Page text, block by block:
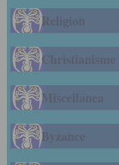
Religion
Christianisme
Miscellanea
Byzance